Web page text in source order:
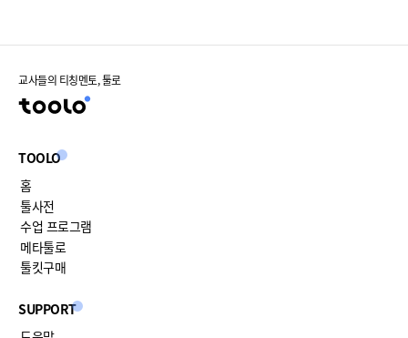
교사들의 티칭멘토, 툴로
TOOLO
홈
툴사전
수업 프로그램
메타툴로
툴킷구매
SUPPORT